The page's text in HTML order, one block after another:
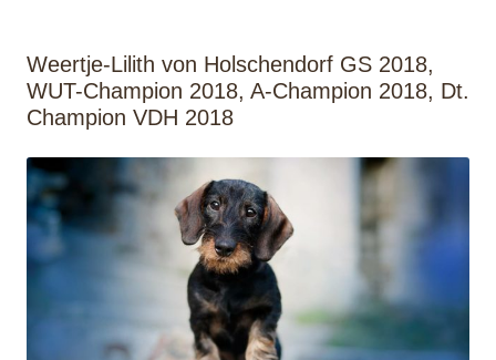
Weertje-Lilith von Holschendorf GS 2018,
WUT-Champion 2018, A-Champion 2018, Dt.
Champion VDH 2018